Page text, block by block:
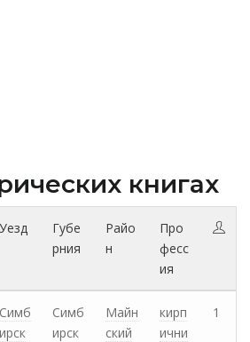
книгах
Уезд
Губе
рния
Райо
н
Про
фесс
ия
Симб
ирск
Симб
ирск
Майн
ский
кирп
ични
1